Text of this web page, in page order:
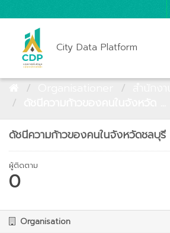
City Data Platform
ดัชนีความก้าวของคนในจังหวัดชลบุรี
ผู้ติดตาม
0
Organisation